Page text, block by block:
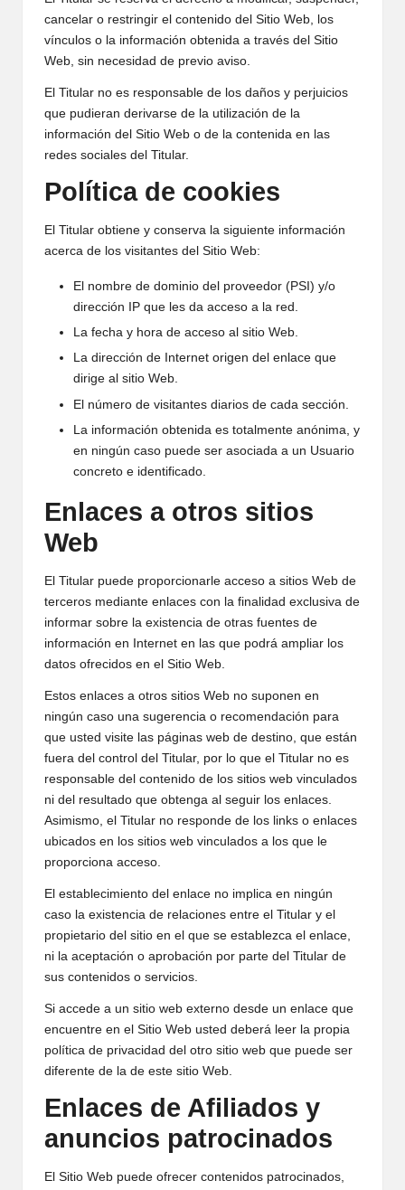
cancelar o restringir el contenido del Sitio Web, los
vínculos o la información obtenida a través del Sitio
Web, sin necesidad de previo aviso.
El Titular no es responsable de los daños y perjuicios
que pudieran derivarse de la utilización de la
información del Sitio Web o de la contenida en las
redes sociales del Titular.
Política de cookies
El Titular obtiene y conserva la siguiente información
acerca de los visitantes del Sitio Web:
El nombre de dominio del proveedor (PSI) y/o
dirección IP que les da acceso a la red.
La fecha y hora de acceso al sitio Web.
La dirección de Internet origen del enlace que
dirige al sitio Web.
El número de visitantes diarios de cada sección.
La información obtenida es totalmente anónima, y
en ningún caso puede ser asociada a un Usuario
concreto e identificado.
Enlaces a otros sitios
Web
El Titular puede proporcionarle acceso a sitios Web de
terceros mediante enlaces con la finalidad exclusiva de
informar sobre la existencia de otras fuentes de
información en Internet en las que podrá ampliar los
datos ofrecidos en el Sitio Web.
Estos enlaces a otros sitios Web no suponen en
ningún caso una sugerencia o recomendación para
que usted visite las páginas web de destino, que están
fuera del control del Titular, por lo que el Titular no es
responsable del contenido de los sitios web vinculados
ni del resultado que obtenga al seguir los enlaces.
Asimismo, el Titular no responde de los links o enlaces
ubicados en los sitios web vinculados a los que le
proporciona acceso.
El establecimiento del enlace no implica en ningún
caso la existencia de relaciones entre el Titular y el
propietario del sitio en el que se establezca el enlace,
ni la aceptación o aprobación por parte del Titular de
sus contenidos o servicios.
Si accede a un sitio web externo desde un enlace que
encuentre en el Sitio Web usted deberá leer la propia
política de privacidad del otro sitio web que puede ser
diferente de la de este sitio Web.
Enlaces de Afiliados y
anuncios patrocinados
El Sitio Web puede ofrecer contenidos patrocinados,